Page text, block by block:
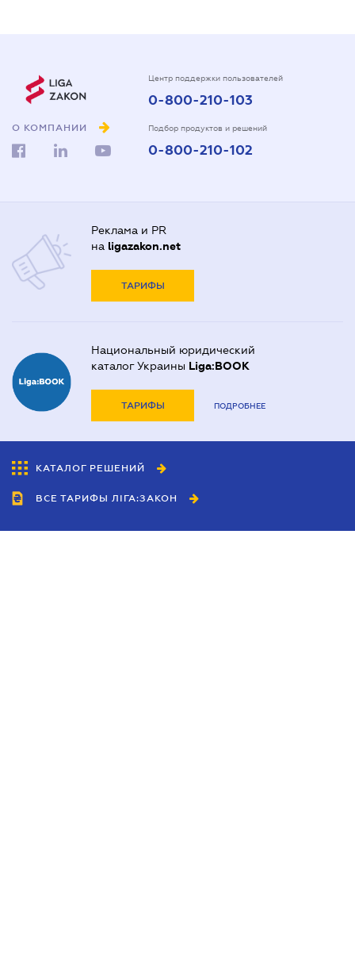
О КОМПАНИИ
Центр поддержки пользователей
0-800-210-103
Подбор продуктов и решений
0-800-210-102
Реклама и PR
на ligazakon.net
ТАРИФЫ
Национальный юридический
каталог Украины Liga:BOOK
ТАРИФЫ ПОДРОБНЕЕ
КАТАЛОГ РЕШЕНИЙ
ВСЕ ТАРИФЫ ЛІГА:ЗАКОН